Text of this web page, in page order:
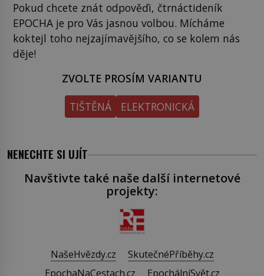
Pokud chcete znát odpověďi, čtrnáctideník
EPOCHA je pro Vás jasnou volbou. Mícháme
koktejl toho nejzajímavějšího, co se kolem nás
děje!
ZVOLTE PROSÍM VARIANTU
TIŠTĚNÁ
ELEKTRONICKÁ
NENECHTE SI UJÍT
Navštivte také naše další internetové
projekty:
NašeHvězdy.cz
SkutečnéPříběhy.cz
EpochaNaCestach.cz
EpochálníSvět.cz